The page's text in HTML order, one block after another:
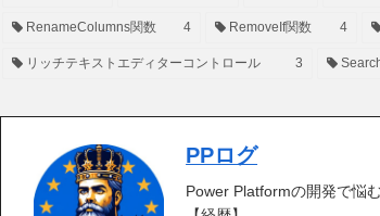
RenameColumns関数 4 RemoveIf関数 4
リッチテキストエディターコントロール 3
PPログ
Power Platformの開発で悩